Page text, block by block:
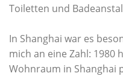
Toiletten und
In Shanghai war es
mich an eine Zahl:
Wohnraum in Shanghai